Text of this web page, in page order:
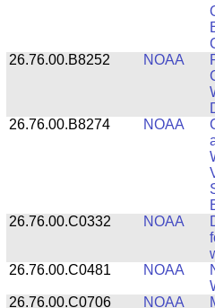
26.76.00.B8252
NOAA
26.76.00.B8274
NOAA
26.76.00.C0332
NOAA
26.76.00.C0481
NOAA
26.76.00.C0706
NOAA